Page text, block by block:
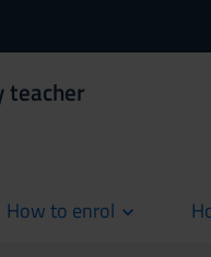
teacher
How to enrol